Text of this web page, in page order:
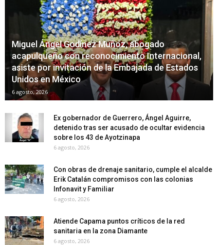
Miguel Ángel Godínez Muñoz, abogado
acapulqueño con reconocimiento Internacional,
asiste por invitación de la Embajada de Estados
Unidos en México
6 agosto, 2026
Ex gobernador de Guerrero, Ángel Aguirre,
detenido tras ser acusado de ocultar evidencia
sobre los 43 de Ayotzinapa
6 agosto, 2026
Con obras de drenaje sanitario, cumple el alcalde
Erik Catalán compromisos con las colonias
Infonavit y Familiar
6 agosto, 2026
Atiende Capama puntos críticos de la red
sanitaria en la zona Diamante
6 agosto, 2026